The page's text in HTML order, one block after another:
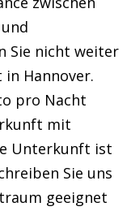
Sie nicht weiter
Hannover.
pro Nacht
mit
Unterkunft ist
Sie uns
geeignet